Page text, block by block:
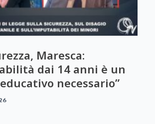
Maresca:
dai 14 anni è un
necessario”